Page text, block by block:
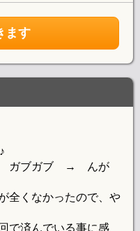
ます
ガブガブ → んが
全くなかったので、や
で済んでいる事に感